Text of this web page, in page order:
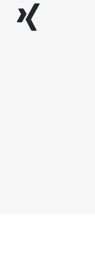
xing